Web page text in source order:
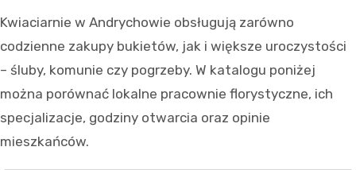
Kwiaciarnie w Andrychowie obsługują zarówno
codzienne zakupy bukietów, jak i większe uroczystości
– śluby, komunie czy pogrzeby. W katalogu poniżej
można porównać lokalne pracownie florystyczne, ich
specjalizacje, godziny otwarcia oraz opinie
mieszkańców.